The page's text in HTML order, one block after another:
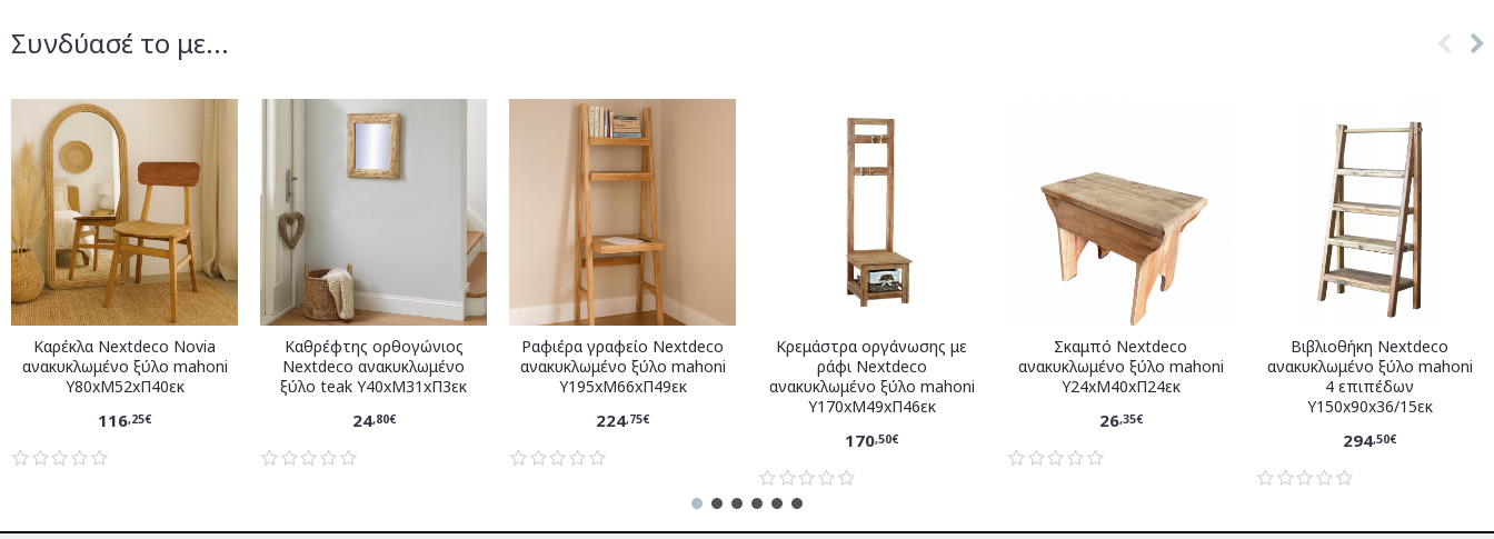
Συνδύασέ το με...
Καρέκλα Nextdeco Novia
ανακυκλωμένο ξύλο mahoni
Υ80xM52xΠ40εκ
116,25€
Καθρέφτης ορθογώνιος
Nextdeco ανακυκλωμένο
ξύλο teak Υ40xM31xΠ3εκ
24,80€
Ραφιέρα γραφείο Nextdeco
ανακυκλωμένο ξύλο mahoni
Υ195xM66xΠ49εκ
224,75€
Κρεμάστρα οργάνωσης με
ράφι Nextdeco
ανακυκλωμένο ξύλο mahoni
Υ170xM49xΠ46εκ
170,50€
Σκαμπό Nextdeco
ανακυκλωμένο ξύλο mahoni
Υ24xM40xΠ24εκ
26,35€
Βιβλιοθήκη Nextdeco
ανακυκλωμένο ξύλο mahoni
4 επιπέδων
Υ150x90x36/15εκ
294,50€